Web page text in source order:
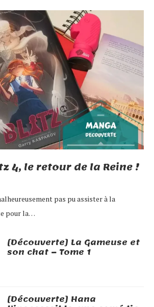
4, le retour de la Reine !
pas pu assister à la
pour la…
[Découverte] La Gameuse et
son chat – Tome 1
[Découverte] Hana